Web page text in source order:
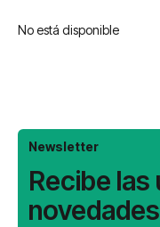
No está disponible
Newsletter
Recibe las